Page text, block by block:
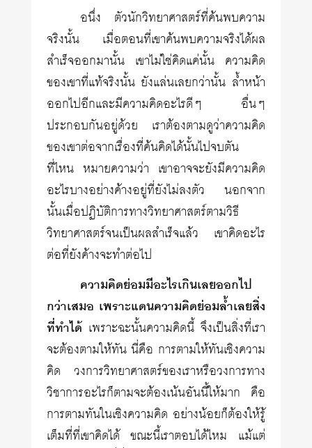
อนึ่ง ตัวนักวิทยาศาสตร์ที่ค้นพบความ
จริงนั้น เมื่อตอนที่เขาค้นพบความจริงได้ผล
สำเร็จออกมานั้น เขาไม่ใช่คิดแค่นั้น ความคิด
ของเขาที่แท้จริงนั้น ยังแล่นเลยกว่านั้น ล้ำหน้า
ออกไปอีกและมีความคิดอะไรดีๆ อื่นๆ
ประกอบกันอยู่ด้วย เราต้องตามดูว่าความคิด
ของเขาต่อจากเรื่องที่ค้นคิดได้นั้นไปจบตัน
ที่ไหน หมายความว่า เขาอาจจะยังมีความคิด
อะไรบางอย่างค้างอยู่ที่ยังไม่ลงตัว นอกจาก
นั้นเมื่อปฏิบัติการทางวิทยา­ศาสตร์ตามวิธี
วิทยาศาสตร์จนเป็นผลสำเร็จแล้ว เขาคิดอะไร
ต่อที่ยังค้างจะทำต่อไป
ความคิดย่อมมีอะไรเกินเลยออกไป
กว่าเสมอ เพราะแดนความคิดย่อมล้ำเลยสิ่ง
ที่ทำได้ เพราะฉะนั้นความคิดนี้ จึงเป็นสิ่งที่เรา
จะต้องตามให้ทัน นี่คือ การตามให้ทันเชิงความ
คิด วงการวิทยาศาสตร์ของเราหรือวงการทาง
วิชาการอะไรก็ตามจะต้องเน้นอันนี้ให้มาก คือ
การตามทันในเชิงความคิด อย่างน้อยก็ต้องให้รู้
เต็มที่ที่เขาคิดได้ ขณะนี้เราตอบได้ไหม แม้แต่